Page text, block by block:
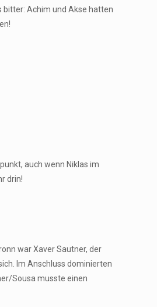
bitter: Achim und Akse hatten
auch wenn Niklas im
drin!
war Xaver Sautner, der
Im Anschluss dominierten
Sousa musste einen